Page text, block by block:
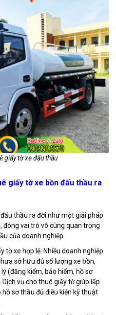
giấy tờ xe đấu thầu
giấy tờ xe bồn đấu thầu ra
thầu ra đời như một giải pháp
đóng vai trò vô cùng quan trọng
của doanh nghiệp.
tờ xe hợp lệ: Nhiều doanh nghiệp
sở hữu đủ số lượng xe bồn,
(đăng kiểm, bảo hiểm, hồ sơ
vụ cho thuê giấy tờ giúp lấp
sơ thầu đủ điều kiện kỹ thuật